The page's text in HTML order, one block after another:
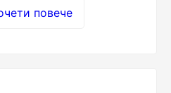
повече